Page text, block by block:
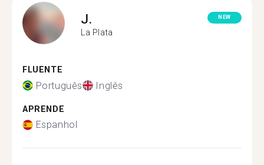
J.
La Plata
NEW
FLUENTE
Português Inglês
APRENDE
Espanhol